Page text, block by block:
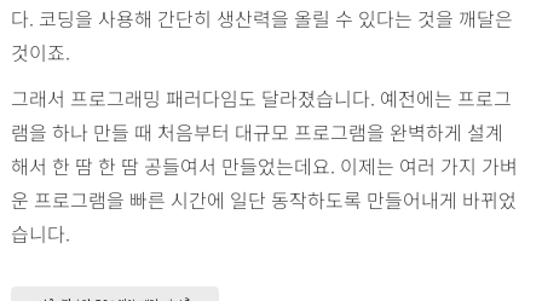
다. 코딩을 사용해 간단히 생산력을 올릴 수 있다는 것을 깨달은
것이죠.
그래서 프로그래밍 패러다임도 달라졌습니다. 예전에는 프로그
램을 하나 만들 때 처음부터 대규모 프로그램을 완벽하게 설계
해서 한 땀 한 땀 공들여서 만들었는데요. 이제는 여러 가지 가벼
운 프로그램을 빠른 시간에 일단 동작하도록 만들어내게 바뀌었
습니다.